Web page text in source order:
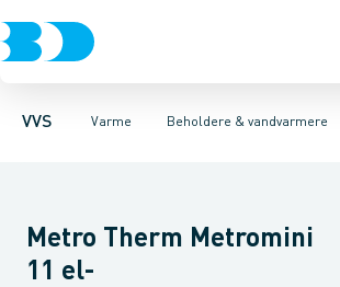
VVS Varme
Rør & fittingsPressfittings & rør
Beholdere & vandvarmere
RadiatorerRadiatorfittings & tilbehør
VarmtvandsbeholdereEl Vandvarmere
Metro Therm Metromini
11 el-